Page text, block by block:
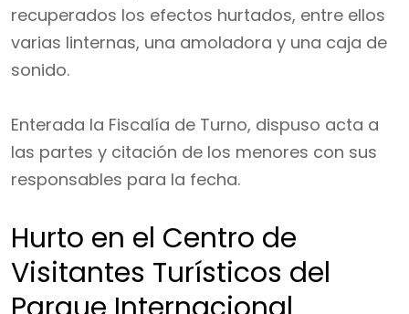
recuperados los efectos hurtados, entre ellos
varias linternas, una amoladora y una caja de
sonido.
Enterada la Fiscalía de Turno, dispuso acta a
las partes y citación de los menores con sus
responsables para la fecha.
Hurto en el Centro de
Visitantes Turísticos del